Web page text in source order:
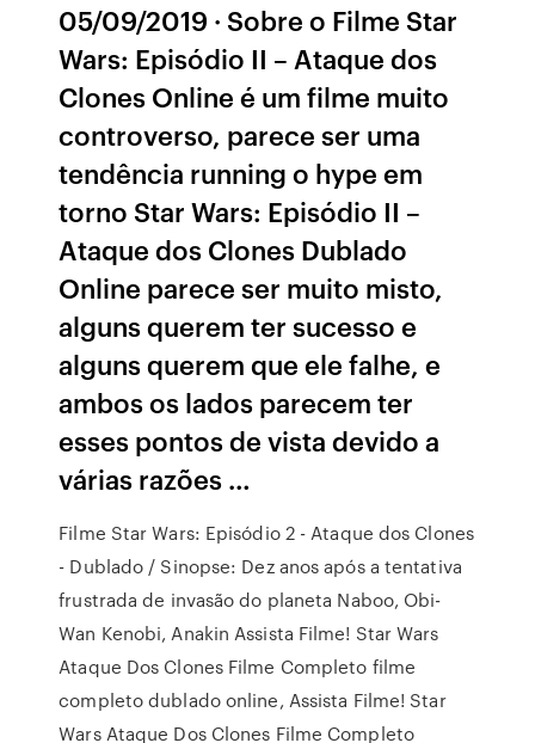
05/09/2019 · Sobre o Filme Star
Wars: Episódio II – Ataque dos
Clones Online é um filme muito
controverso, parece ser uma
tendência running o hype em
torno Star Wars: Episódio II –
Ataque dos Clones Dublado
Online parece ser muito misto,
alguns querem ter sucesso e
alguns querem que ele falhe, e
ambos os lados parecem ter
esses pontos de vista devido a
várias razões …
Filme Star Wars: Episódio 2 - Ataque dos Clones
- Dublado / Sinopse: Dez anos após a tentativa
frustrada de invasão do planeta Naboo, Obi-
Wan Kenobi, Anakin Assista Filme! Star Wars
Ataque Dos Clones Filme Completo filme
completo dublado online, Assista Filme! Star
Wars Ataque Dos Clones Filme Completo